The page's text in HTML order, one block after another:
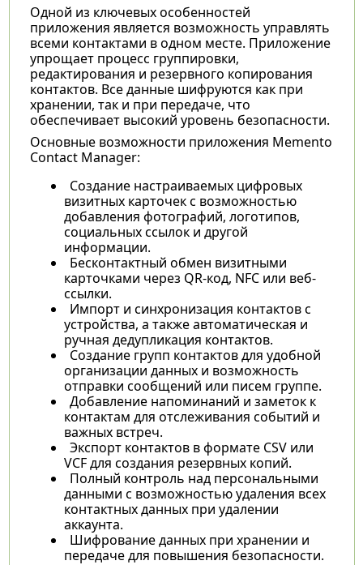
Одной из ключевых особенностей
приложения является возможность управлять
всеми контактами в одном месте. Приложение
упрощает процесс группировки,
редактирования и резервного копирования
контактов. Все данные шифруются как при
хранении, так и при передаче, что
обеспечивает высокий уровень безопасности.
Основные возможности приложения Memento
Contact Manager:
Создание настраиваемых цифровых
визитных карточек с возможностью
добавления фотографий, логотипов,
социальных ссылок и другой
информации.
Бесконтактный обмен визитными
карточками через QR-код, NFC или веб-
ссылки.
Импорт и синхронизация контактов с
устройства, а также автоматическая и
ручная дедупликация контактов.
Создание групп контактов для удобной
организации данных и возможность
отправки сообщений или писем группе.
Добавление напоминаний и заметок к
контактам для отслеживания событий и
важных встреч.
Экспорт контактов в формате CSV или
VCF для создания резервных копий.
Полный контроль над персональными
данными с возможностью удаления всех
контактных данных при удалении
аккаунта.
Шифрование данных при хранении и
передаче для повышения безопасности.